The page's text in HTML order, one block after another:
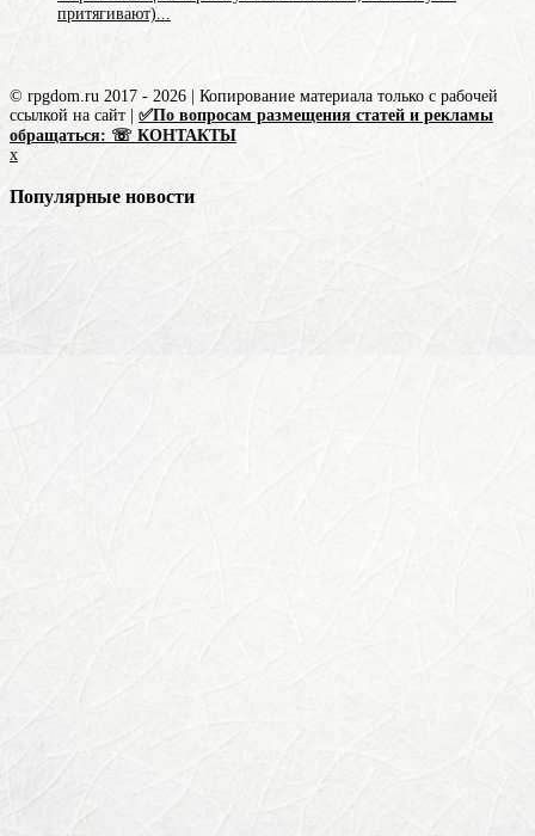
притягивают)...
© rpgdom.ru 2017 - 2026 | Копирование материала только с рабочей
ссылкой на сайт | ✅По вопросам размещения статей и рекламы
обращаться: ☏ КОНТАКТЫ
x
Популярные новости